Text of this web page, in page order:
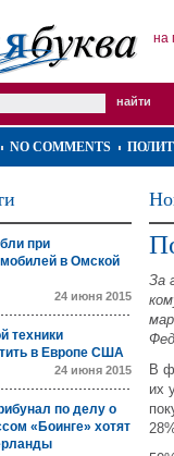
на
NO COMMENTS
при
в Омской
24 июня 2015
техники
в Европе США
24 июня 2015
по делу о
«Боинге» хотят
За
В
их